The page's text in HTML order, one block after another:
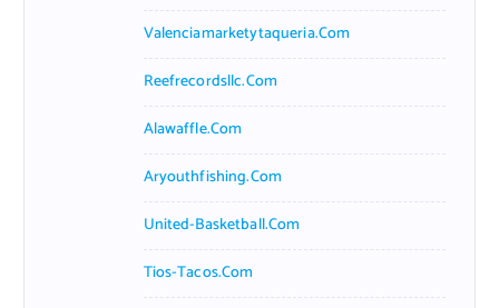
Valenciamarketytaqueria.com
Reefrecordsllc.com
Alawaffle.com
Aryouthfishing.com
United-Basketball.com
Tios-Tacos.com